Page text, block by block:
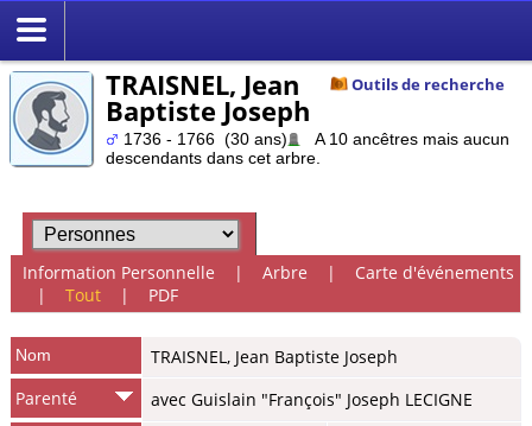
Outils de recherche
TRAISNEL, Jean
Baptiste Joseph
1736 - 1766 (30 ans)
A 10 ancêtres mais aucun
descendants dans cet arbre.
Information Personnelle | Arbre | Carte d'événements
| Tout| PDF
Nom TRAISNEL, Jean Baptiste Joseph
Parenté
avec Guislain "François" Joseph LECIGNE